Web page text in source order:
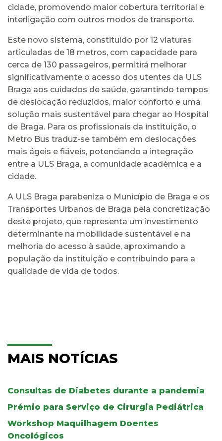
cidade, promovendo maior cobertura territorial e
interligação com outros modos de transporte.
Este novo sistema, constituído por 12 viaturas
articuladas de 18 metros, com capacidade para
cerca de 130 passageiros, permitirá melhorar
significativamente o acesso dos utentes da ULS
Braga aos cuidados de saúde, garantindo tempos
de deslocação reduzidos, maior conforto e uma
solução mais sustentável para chegar ao Hospital
de Braga. Para os profissionais da instituição, o
Metro Bus traduz-se também em deslocações
mais ágeis e fiáveis, potenciando a integração
entre a ULS Braga, a comunidade académica e a
cidade.
A ULS Braga parabeniza o Município de Braga e os
Transportes Urbanos de Braga pela concretização
deste projeto, que representa um investimento
determinante na mobilidade sustentável e na
melhoria do acesso à saúde, aproximando a
população da instituição e contribuindo para a
qualidade de vida de todos.
MAIS NOTÍCIAS
Consultas de Diabetes durante a pandemia
Prémio para Serviço de Cirurgia Pediátrica
Workshop Maquilhagem Doentes
Oncológicos